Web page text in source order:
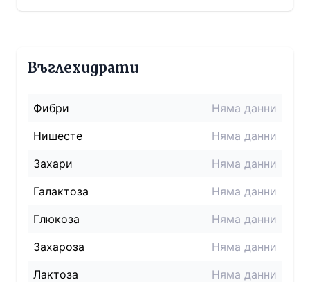
Въглехидрати
Фибри
Няма данни
Нишесте
Няма данни
Захари
Няма данни
Галактоза
Няма данни
Глюкоза
Няма данни
Захароза
Няма данни
Лактоза
Няма данни